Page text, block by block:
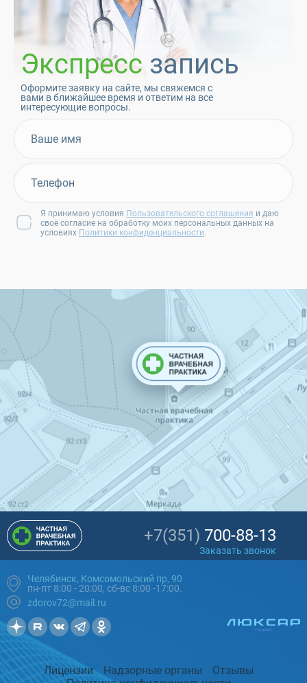
Экспресс запись
Оформите заявку на сайте, мы свяжемся с
вами в ближайшее время и ответим на все
интересующие вопросы.
Я принимаю условия Пользовательского соглашения и даю
своё согласие на обработку моих персональных данных на
условиях Политики конфиденциальности.
+7(351) 700-88-13
Заказать звонок
Челябинск, Комсомольский пр, 90
пн-пт 8:00 - 20:00, сб-вс 8:00 -17:00.
zdorov72@mail.ru
Лицензии Надзорные органы
Отзывы